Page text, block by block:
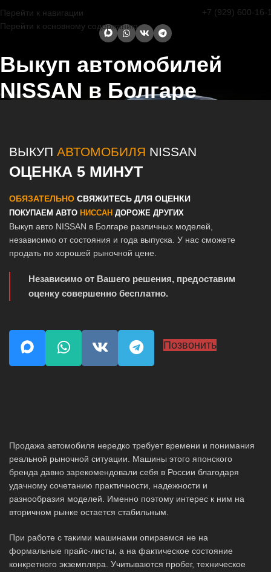
Перейти к навигации
Перейти к основному содержанию
+7 (929) 600-16-
Выкуп автомобилей
NISSAN в Болгаре
ВЫКУП АВТОМОБИЛЯ NISSAN
ОЦЕНКА 5 МИНУТ
ОБЯЗАТЕЛЬНО СВЯЖИТЕСЬ ДЛЯ ОЦЕНКИ
ПОКУПАЕМ АВТО НИССАН ДОРОЖЕ ДРУГИХ
Выкуп авто NISSAN в Болгаре различных моделей,
независимо от состояния и года выпуска. У нас сможете
продать по хорошей рыночной цене.
Независимо от Вашего решения, предоставим
оценку совершенно бесплатно.
Позвонить
Продажа автомобиля нередко требует времени и понимания
реальной рыночной ситуации. Машины этого японского
бренда давно зарекомендовали себя в России благодаря
удачному сочетанию практичности, надежности и
разнообразия моделей. Именно поэтому интерес к ним на
вторичном рынке остается стабильным.
При работе с такими машинами опираемся не на
формальные прайс-листы, а на фактическое состояние
конкретного экземпляра. Учитываются пробег, техническое